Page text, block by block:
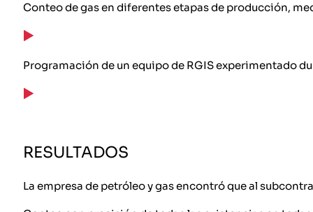
Conteo de gas en diferentes etapas de producción,
Programación de un equipo de RGIS experimentado
RESULTADOS
La empresa de petróleo y gas encontró que al